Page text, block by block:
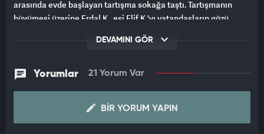
arasında evde başlayan tartışma sokağa taştı. Tartışmanın
büyümesi üzerine Erdal K., eşi Elif K.'yı vatandaşların gözü
vatandaşların ihbarı üzerine olay yerine sağlık ve polis ekipleri
sırada mahalle sakinleri tarafından linç edilmek istendi. Polis
Olay yerinde yapılan ilk müdahalenin ardından hastaneye
DEVAMINI GÖR
Yorumlar 21 Yorum Var
BIR YORUM YAPIN